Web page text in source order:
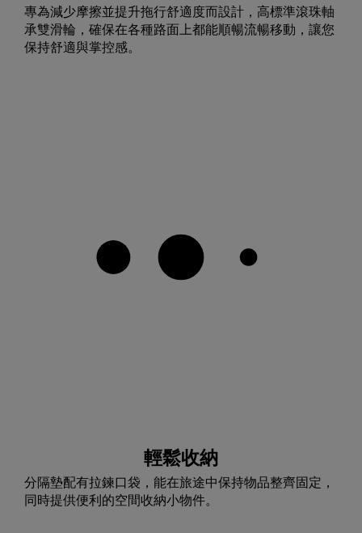
專為減少摩擦並提升拖行舒適度而設計，高標準滾珠軸
承雙滑輪，確保在各種路面上都能順暢流暢移動，讓您
保持舒適與掌控感。
輕鬆收納
分隔墊配有拉鍊口袋，能在旅途中保持物品整齊固定，
同時提供便利的空間收納小物件。